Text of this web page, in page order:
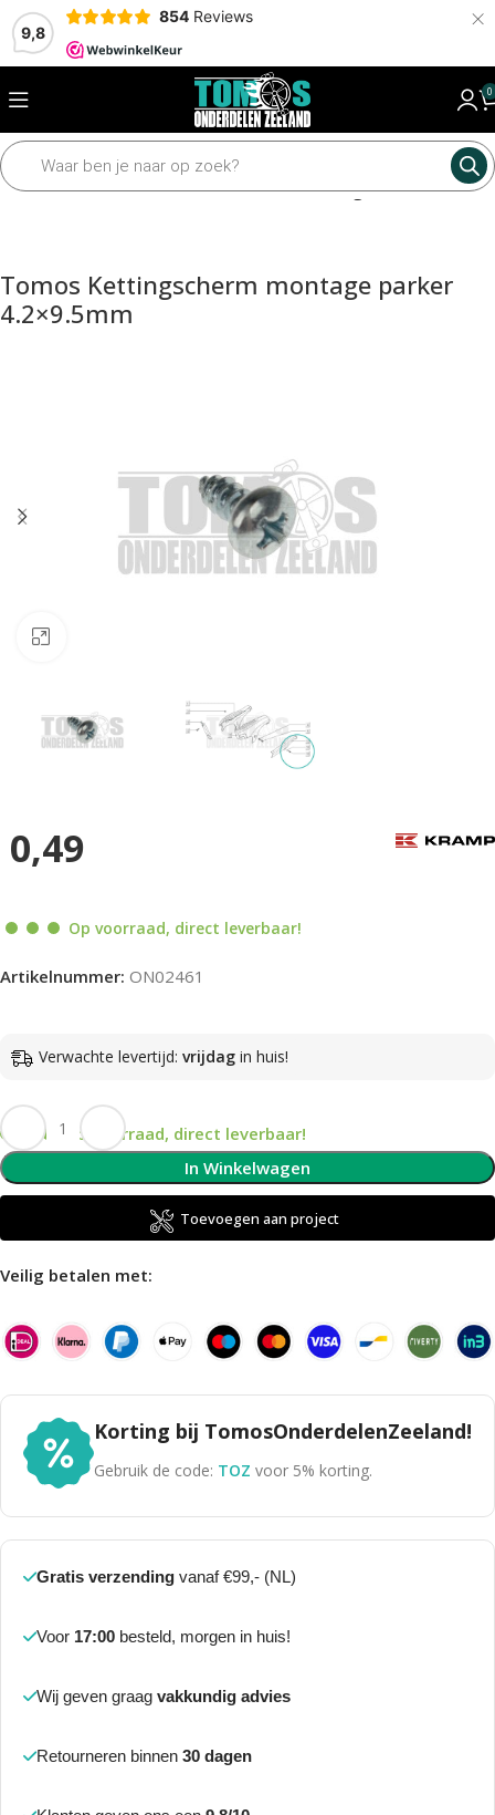
9,8
854 Reviews ×
0
Home Framedelen Diverse framedelen Overige framedelen
Tomos Kettingscherm montage parker
4.2×9.5mm
0,49
Op voorraad, direct leverbaar!
Artikelnummer: ON02461
Verwachte levertijd: vrijdag in huis!
Op voorraad, direct leverbaar!
In Winkelwagen
Toevoegen aan project
Veilig betalen met:
Korting bij TomosOnderdelenZeeland!
Gebruik de code: TOZ voor 5% korting.
Gratis verzending vanaf €99,- (NL)
Voor 17:00 besteld, morgen in huis!
Wij geven graag vakkundig advies
Retourneren binnen 30 dagen